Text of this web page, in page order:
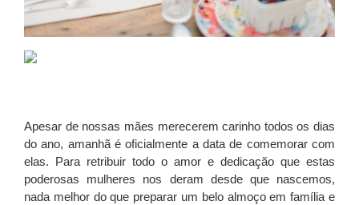
Apesar de nossas mães merecerem carinho todos os dias
do ano, amanhã é oficialmente a data de comemorar com
elas. Para retribuir todo o amor e dedicação que estas
poderosas mulheres nos deram desde que nascemos,
nada melhor do que preparar um belo almoço em família e